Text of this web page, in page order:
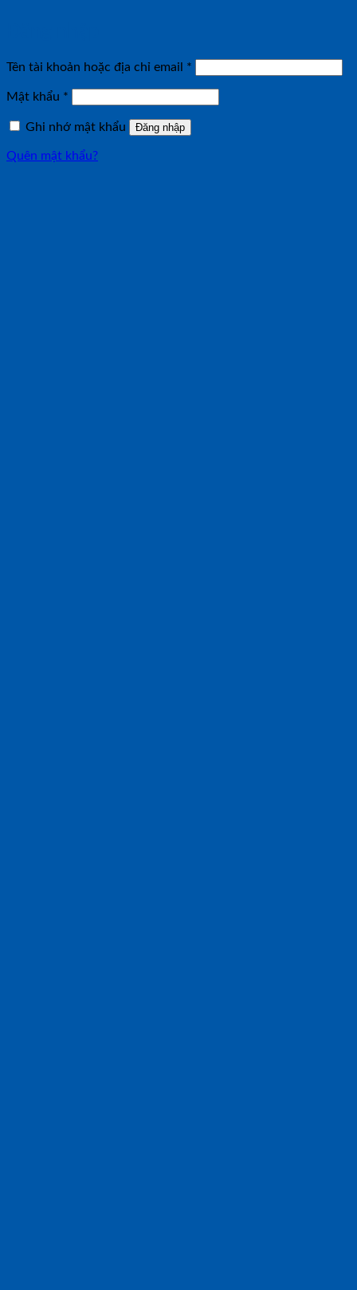
Tên tài khoản hoặc địa chỉ email *
Mật khẩu *
Ghi nhớ mật khẩu
Đăng nhập
Quên mật khẩu?